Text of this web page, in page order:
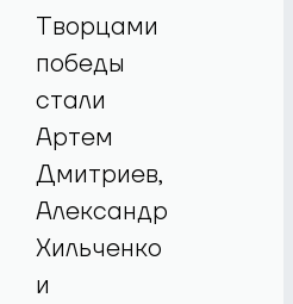
Творцами
победы
стали
Артем
Дмитриев,
Александр
Хильченко
и